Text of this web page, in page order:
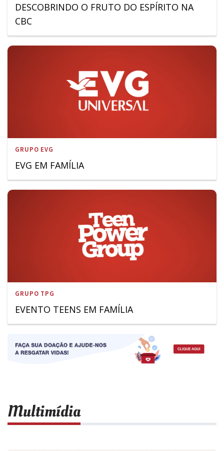
DESCOBRINDO O FRUTO DO ESPÍRITO NA
CBC
GRUPO EVG
EVG EM FAMÍLIA
GRUPO TPG
EVENTO TEENS EM FAMÍLIA
Multimídia